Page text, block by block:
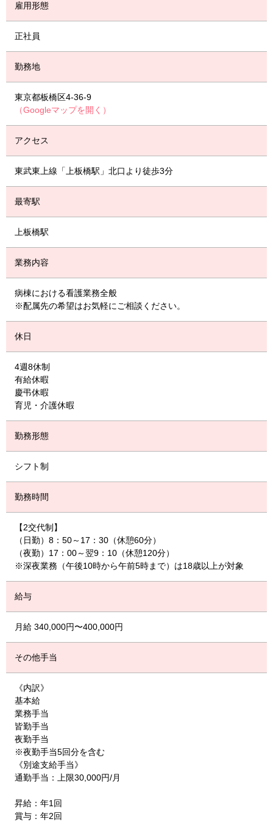
雇用形態
正社員
勤務地
東京都板橋区4-36-9
（Googleマップを開く）
アクセス
東武東上線「上板橋駅」北口より徒歩3分
最寄駅
上板橋駅
業務内容
病棟における看護業務全般
※配属先の希望はお気軽にご相談ください。
休日
4週8休制
有給休暇
慶弔休暇
育児・介護休暇
勤務形態
シフト制
勤務時間
【2交代制】
（日勤）8：50～17：30（休憩60分）
（夜勤）17：00～翌9：10（休憩120分）
※深夜業務（午後10時から午前5時まで）は18歳以上が対象
給与
月給 340,000円〜400,000円
その他手当
《内訳》
基本給
業務手当
皆勤手当
夜勤手当
※夜勤手当5回分を含む
《別途支給手当》
通勤手当：上限30,000円/月
昇給：年1回
賞与：年2回